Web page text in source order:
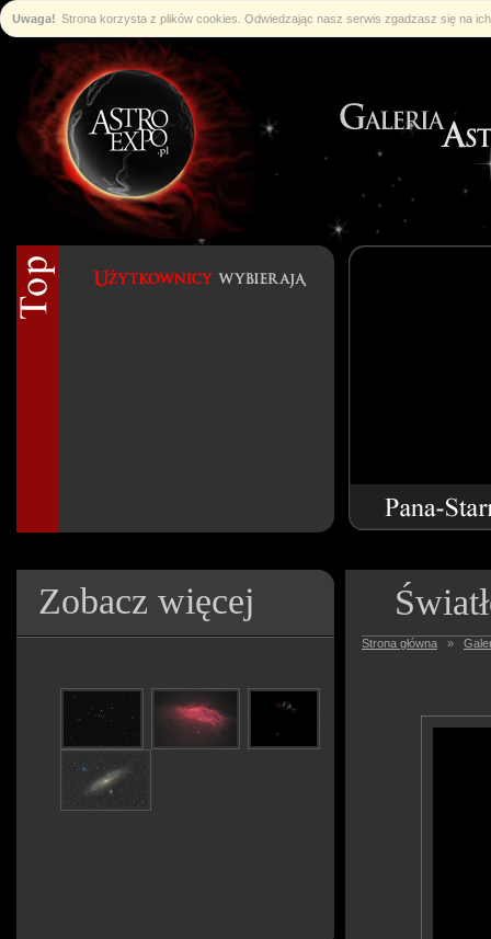
Uwaga! Strona korzysta z plików cookies. Odwiedzając nasz serwis zgadzasz się na
Zobacz więcej
Strona główna »